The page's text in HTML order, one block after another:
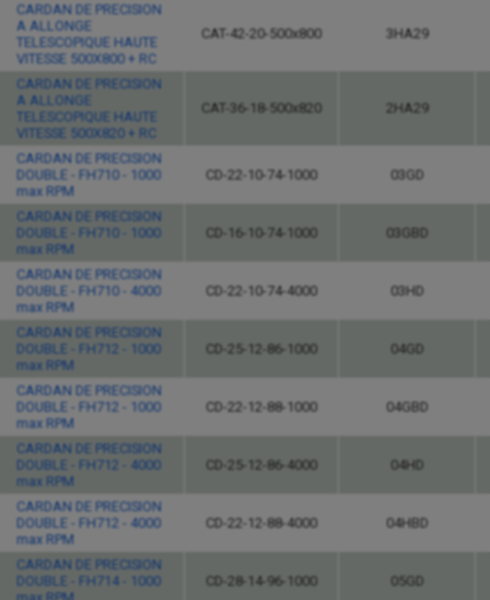
CARDAN DE PRECISION
A ALLONGE
TELESCOPIQUE HAUTE
VITESSE 500X800 + RC
CAT-42-20-500x800 3HA29
CARDAN DE PRECISION
A ALLONGE
TELESCOPIQUE HAUTE
VITESSE 500X820 + RC
CAT-36-18-500x820 2HA29
CARDAN DE PRECISION
DOUBLE - FH710 - 1000
max RPM
CD-22-10-74-1000 03GD
CARDAN DE PRECISION
DOUBLE - FH710 - 1000
max RPM
CD-16-10-74-1000 03GBD
CARDAN DE PRECISION
DOUBLE - FH710 - 4000
max RPM
CD-22-10-74-4000 03HD
CARDAN DE PRECISION
DOUBLE - FH712 - 1000
max RPM
CD-25-12-86-1000 04GD
CARDAN DE PRECISION
DOUBLE - FH712 - 1000
max RPM
CD-22-12-88-1000 04GBD
CARDAN DE PRECISION
DOUBLE - FH712 - 4000
max RPM
CD-25-12-86-4000 04HD
CARDAN DE PRECISION
DOUBLE - FH712 - 4000
max RPM
CD-22-12-88-4000 04HBD
CARDAN DE PRECISION
DOUBLE - FH714 - 1000
CD-28-14-96-1000 05GD